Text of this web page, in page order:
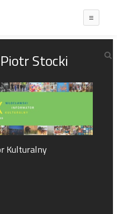
Piotr Stocki
Kulturalny